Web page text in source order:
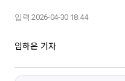
입력 2026-04-30 18:44
임하은 기자